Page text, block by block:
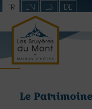
FR EN ES DE
Le Patrimoine